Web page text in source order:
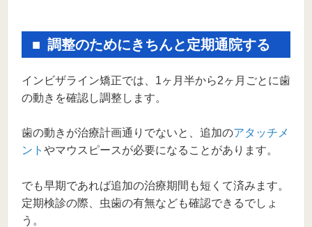
調整のためにきちんと定期通院する
インビザライン矯正では、1ヶ月半から2ヶ月ごとに歯
の動きを確認し調整します。
歯の動きが治療計画通りでないと、追加のアタッチメ
ント やマウスピースが必要になることがあります。
でも早期であれば追加の治療期間も短くて済みます。
定期検診の際、虫歯の有無なども確認できるでしょ
う。